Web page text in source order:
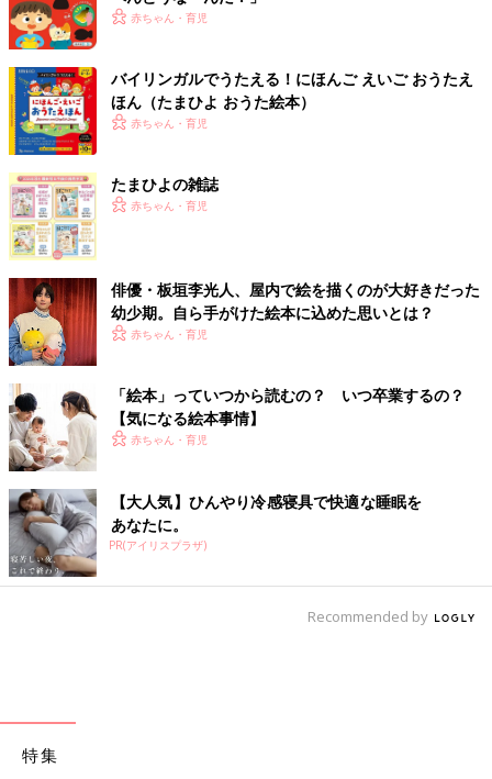
赤ちゃん・育児
バイリンガルでうたえる！にほんご えいご おうたえ
ほん（たまひよ おうた絵本）
赤ちゃん・育児
たまひよの雑誌
赤ちゃん・育児
俳優・板垣李光人、屋内で絵を描くのが大好きだった
幼少期。自ら手がけた絵本に込めた思いとは？
赤ちゃん・育児
「絵本」っていつから読むの？ いつ卒業するの？
【気になる絵本事情】
赤ちゃん・育児
【大人気】ひんやり冷感寝具で快適な睡眠を
あなたに。
PR(アイリスプラザ)
Recommended by
特集